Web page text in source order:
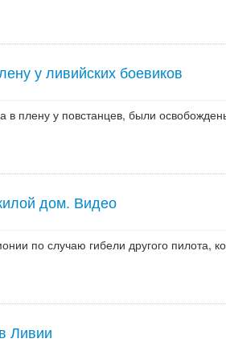
у ливийских боевиков
в плену у повстанцев, были
дом. Видео
по случаю гибели другого пилота,
Ливии